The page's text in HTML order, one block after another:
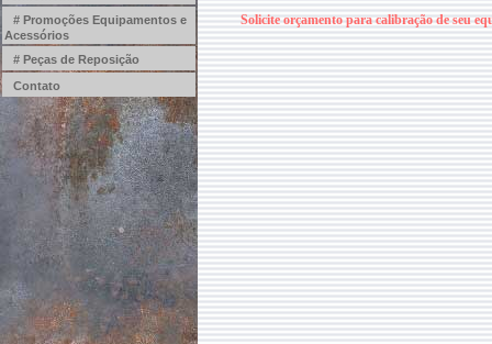
# Promoções Equipamentos e
Acessórios
# Peças de Reposição
Contato
Solicite orçamento para calibração de seu